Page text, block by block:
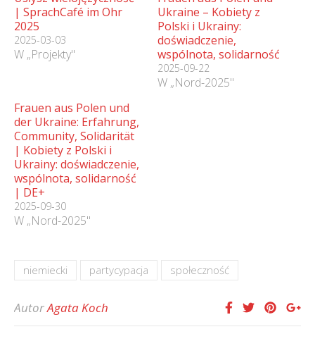
| SprachCafé im Ohr
2025
2025-03-03
W „Projekty"
Ukraine – Kobiety z
Polski i Ukrainy:
doświadczenie,
wspólnota, solidarność
2025-09-22
W „Nord-2025"
Frauen aus Polen und
der Ukraine: Erfahrung,
Community, Solidarität
| Kobiety z Polski i
Ukrainy: doświadczenie,
wspólnota, solidarność
| DE+
2025-09-30
W „Nord-2025"
niemiecki partycypacja społeczność
AutorAgata Koch